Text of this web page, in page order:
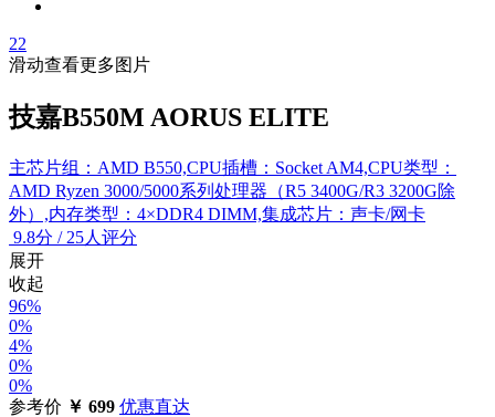
22
滑动查看更多图片
技嘉B550M AORUS ELITE
主芯片组：AMD B550,CPU插槽：Socket AM4,CPU类型：
AMD Ryzen 3000/5000系列处理器（R5 3400G/R3 3200G除
外）,内存类型：4×DDR4 DIMM,集成芯片：声卡/网卡
9.8分 / 25人评分
展开
收起
96%
0%
4%
0%
0%
参考价 ￥ 699 优惠直达